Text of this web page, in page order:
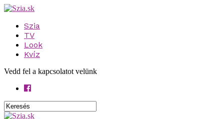
Szia
TV
Look
Kvíz
Vedd fel a kapcsolatot velünk